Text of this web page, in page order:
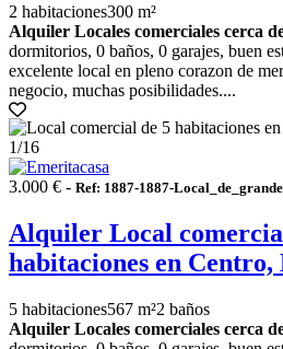
2 habitaciones300 m²
Alquiler Locales comerciales cerca
dormitorios, 0 baños, 0 garajes, buen
excelente local en pleno corazon de
negocio, muchas posibilidades....
1/16
3.000 € - Ref: 1887-1887-
Alquiler Local
habitaciones en
5 habitaciones567 m²2 baños
Alquiler Locales comerciales cerca